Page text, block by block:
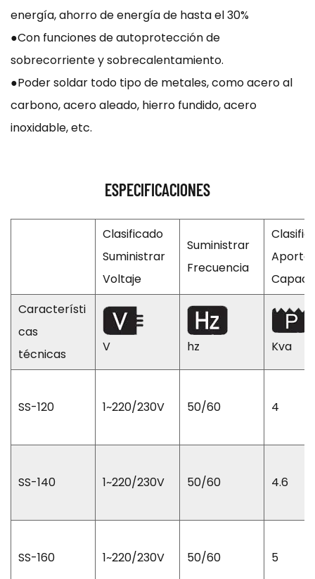
energía, ahorro de energía de hasta el 30%
●Con funciones de autoprotección de
sobrecorriente y sobrecalentamiento.
●Poder soldar todo tipo de metales, como acero al
carbono, acero aleado, hierro fundido, acero
inoxidable, etc.
ESPECIFICACIONES
Clasificado
Suministrar
Voltaje
Suministrar
Frecuencia
Aporte
Característi
cas
técnicas
V hz Kva
SS-120 1~220/230V 50/60 4
SS-140 1~220/230V 50/60 4.6
SS-160 1~220/230V 50/60 5